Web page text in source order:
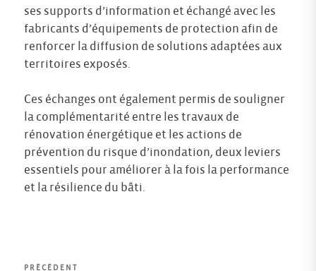
ses supports d’information et échangé avec les
fabricants d’équipements de protection afin de
renforcer la diffusion de solutions adaptées aux
territoires exposés.
Ces échanges ont également permis de souligner
la complémentarité entre les travaux de
rénovation énergétique et les actions de
prévention du risque d’inondation, deux leviers
essentiels pour améliorer à la fois la performance
et la résilience du bâti.
PRÉCÉDENT